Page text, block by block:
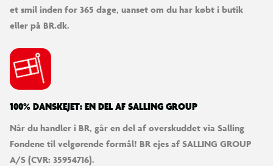
et smil inden for 365 dage, uanset om du har købt i butik
eller på BR.dk.
100% DANSKEJET: EN DEL AF SALLING GROUP
Når du handler i BR, går en del af overskuddet via Salling
Fondene til velgørende formål! BR ejes af SALLING GROUP
A/S (CVR: 35954716).